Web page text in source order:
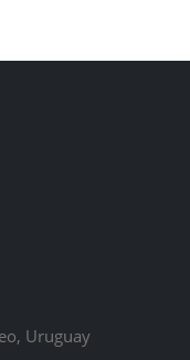
Uruguay